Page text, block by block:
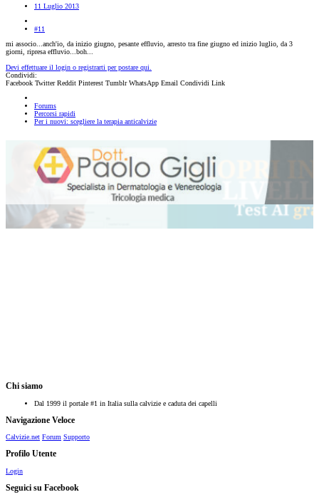
11 Luglio 2013
#11
mi associo...anch'io, da inizio giugno, pesante effluvio, arresto tra fine giugno ed inizio luglio, da 3
giorni, ripresa effluvio...boh...
Devi effettuare il login o registrarti per postare qui.
Condividi:
Facebook Twitter Reddit Pinterest Tumblr WhatsApp Email Condividi Link
Forums
Percorsi rapidi
Per i nuovi: scegliere la terapia anticalvizie
Chi siamo
Dal 1999 il portale #1 in Italia sulla calvizie e caduta dei capelli
Navigazione Veloce
Calvizie.net Forum Supporto
Profilo Utente
Login
Seguici su Facebook